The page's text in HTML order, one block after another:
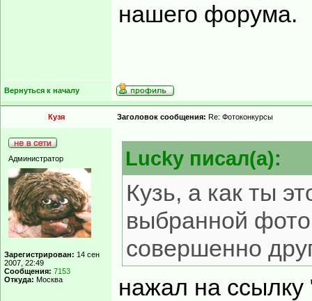
нашего форума.
Вернуться к началу
Кузя Заголовок сообщения: Re: Фотоконкурсы
Администратор
Зарегистрирован: 14 сен
2007, 22:49
Сообщения: 7153
Откуда: Москва
Lucky писал(а):
Кузь, а как ты
выбранной
совершенно
нажал на